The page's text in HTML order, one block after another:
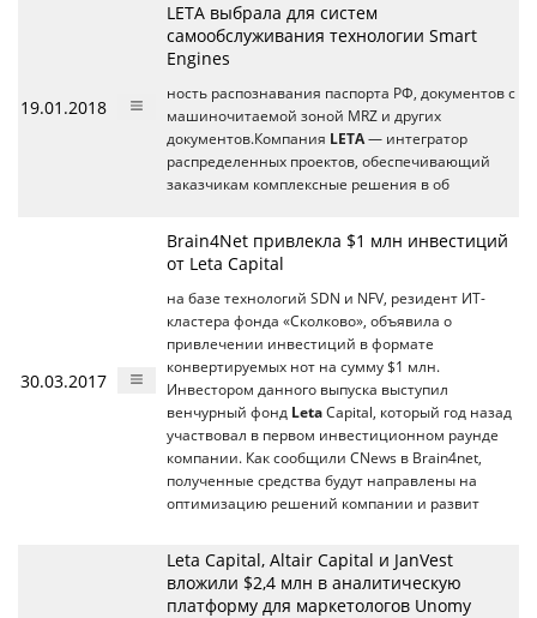
19.01.2018
LETA выбрала для систем
самообслуживания технологии Smart
Engines
ность распознавания паспорта РФ, документов с
машиночитаемой зоной MRZ и других
документов.Компания LETA— интегратор
распределенных проектов, обеспечивающий
заказчикам комплексные решения в об
30.03.2017
Brain4Net привлекла $1 млн инвестиций
от Leta Capital
на базе технологий SDN и NFV, резидент ИТ-
кластера фонда «Сколково», объявила о
привлечении инвестиций в формате
конвертируемых нот на сумму $1 млн.
Инвестором данного выпуска выступил
венчурный фонд Leta Capital, который год назад
участвовал в первом инвестиционном раунде
компании. Как сообщили CNews в Brain4net,
полученные средства будут направлены на
оптимизацию решений компании и развит
Leta Capital, Altair Capital и JanVest
вложили $2,4 млн в аналитическую
платформу для маркетологов Unomy